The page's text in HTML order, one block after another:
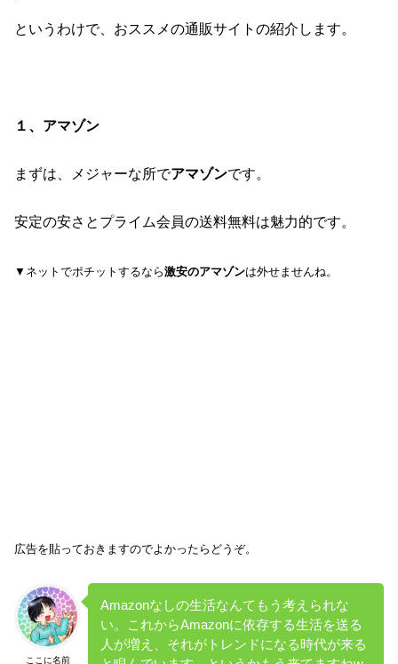
というわけで、おススメの通販サイトの紹介します。
１、アマゾン
まずは、メジャーな所でアマゾンです。
安定の安さとプライム会員の送料無料は魅力的です。
▼ネットでポチットするなら激安のアマゾンは外せませんね。
広告を貼っておきますのでよかったらどうぞ。
ここに名前
Amazonなしの生活なんてもう考えられな
い。これからAmazonに依存する生活を送る
人が増え、それがトレンドになる時代が来る